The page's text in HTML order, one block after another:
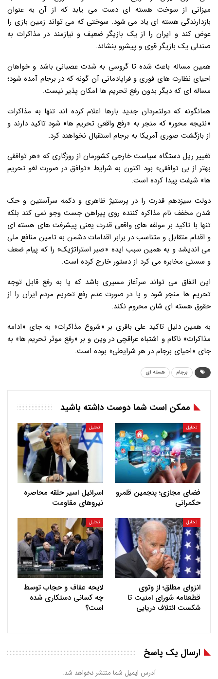
میزانی از سوخت هسته ای دست می یابد که از آن به عنوان
بازدارندگی هسته ای یاد می شود. سوختی که می تواند زمین بازی را
عوض کند و ایران را از یک بازیگر ضعیف و نیازمند در مذاکرات به
صندلی یک بازیگر قوی و پیشرو بنشاند.
همین مساله باعث شده تا گروسی به شدت عصبانی باشد و خواهان
احیای نظارت های فوری و فراپادمانی آن گونه که در برجام آمده شود؛
مساله ای که دیگر بدون رفع تحریم ها امکان پذیر نیست.
همانگونه که دولتمردان جدید بارها اعلام کرده اند تنها به مذاکرات
«نتیجه محور» که منجر به «رفع واقعی تحریم ها» شود تاکید دارند و
از بازگشت صوری آمریکا به برجام استقبال نخواهند کرد.
تغییر ریل دستگاه سیاست خارجی کشورمان از روزگاری که «هر توافقی
بهتر از بی توافقی» بود اکنون به شرایط «توافق در صورت لغو تحریم
ها» شیفت پیدا کرده است.
دولت سیزدهم قدرت را در پرستیژ ظاهری و دکمه سرآستین و حک
شدن مخفف نام مذاکره کننده روی پیراهن جست وجو نمی کند بلکه
تنها با تاکید بر مولفه های واقعی قدرت یعنی پیشرفت های هسته ای
و اقدام متقابل و متناسب در برابر اقدامات دشمن به تامین منافع ملی
می اندیشد و به همین سبب ایده «صبر استراتژیک» را که پیام ضعف
و سستی مخابره می کرد از دستور خارج کرده است.
این اتفاق می تواند سرآغاز مسیری باشد که یا به رفع قابل توجه
تحریم ها منجر شود و یا در صورت عدم رفع تحریم مردم ایران را از
حقوق هسته ای شان محروم نکند.
به همین دلیل تاکید علی باقری بر «شروع مذاکرات» به جای «ادامه
مذاکرات» ناکام و اشتباه عراقچی در وین و بر «رفع موثر تحریم ها» به
جای «احیای برجام در هر شرایطی» بوده است.
برجام هسته ای
ممکن است شما دوست داشته باشید
تحلیل
فضای مجازی؛ پنجمین قلمرو
حکمرانی
تحلیل
اسرائیل اسیر حلقه محاصره
نیروهای مقاومت
تحلیل
انزوای مطلق؛ از وتوی
قطعنامه شورای امنیت تا
شکست ائتلاف دریایی
تحلیل
لایحه عفاف و حجاب توسط
چه کسانی دستکاری شده
است؟
ارسال یک پاسخ
آدرس ایمیل شما منتشر نخواهد شد.